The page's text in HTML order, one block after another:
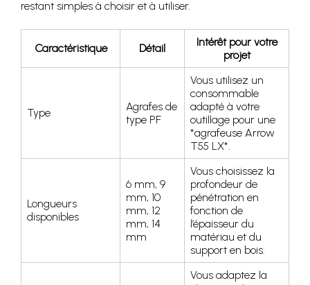
restant simples à choisir et à utiliser.
Caractéristique Détail
Intérêt pour votre
projet
Type
Agrafes de
type PF
Vous utilisez un
consommable
adapté à votre
outillage pour une
*agrafeuse Arrow
T55 LX*.
Longueurs
disponibles
6 mm, 9
mm, 10
mm, 12
mm, 14
mm
Vous choisissez la
profondeur de
pénétration en
fonction de
l’épaisseur du
matériau et du
support en bois.
Vous adaptez la